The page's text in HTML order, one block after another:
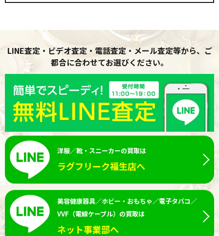
LINE査定・ビデオ査定・電話査定・メール査定等から、ご
都合に合わせてお選びください。
洋服／靴・スニーカーの買取は
ラグフリーク福生店へ
美容健康器具／ホビー・おもちゃ／電子タバコ／
VVF（電線ケーブル）の買取は
ネット事業部へ